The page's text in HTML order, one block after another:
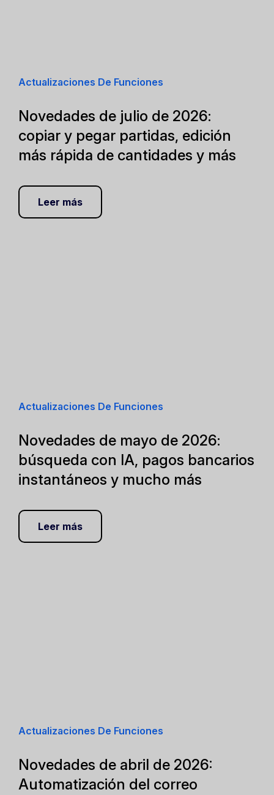
Actualizaciones De Funciones
Novedades de julio de 2026:
copiar y pegar partidas, edición
más rápida de cantidades y más
Leer más
Actualizaciones De Funciones
Novedades de mayo de 2026:
búsqueda con IA, pagos bancarios
instantáneos y mucho más
Leer más
Actualizaciones De Funciones
Novedades de abril de 2026:
Automatización del correo